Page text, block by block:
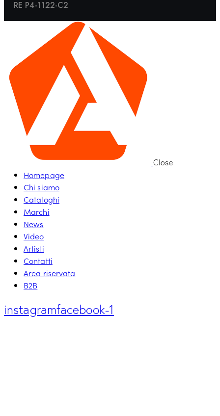
RE P4-1122-C2
Close
Homepage
Chi siamo
Cataloghi
Marchi
News
Video
Artisti
Contatti
Area riservata
B2B
instagramfacebook-1